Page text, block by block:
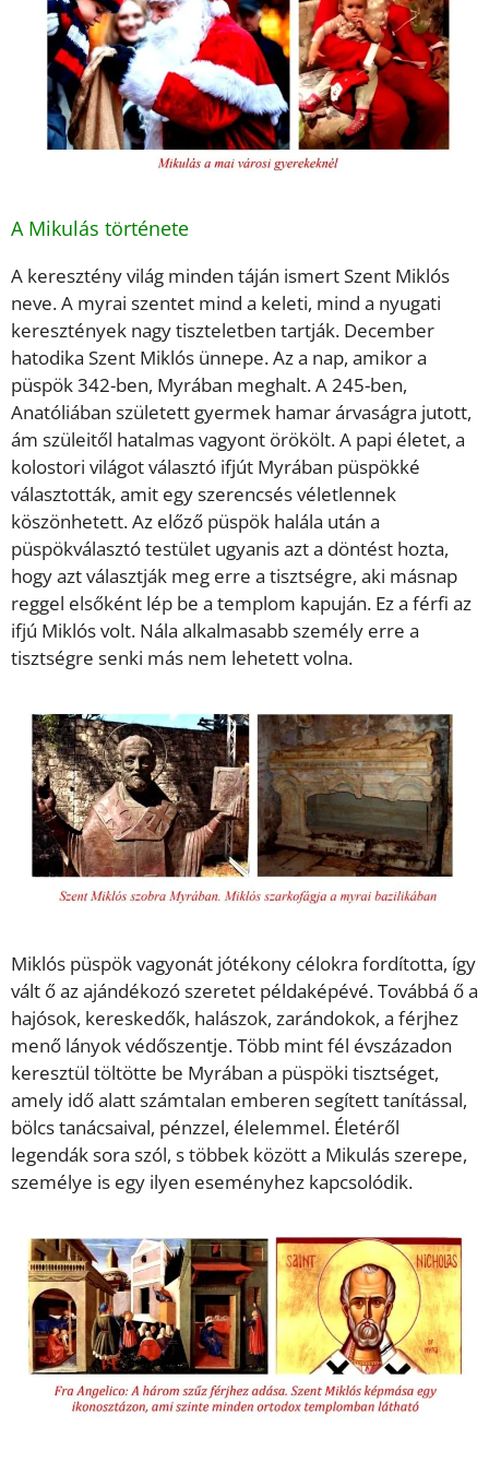
A Mikulás története
A keresztény világ minden táján ismert Szent Miklós
neve. A myrai szentet mind a keleti, mind a nyugati
keresztények nagy tiszteletben tartják. December
hatodika Szent Miklós ünnepe. Az a nap, amikor a
püspök 342-ben, Myrában meghalt. A 245-ben,
Anatóliában született gyermek hamar árvaságra jutott,
ám szüleitől hatalmas vagyont örökölt. A papi életet, a
kolostori világot választó ifjút Myrában püspökké
választották, amit egy szerencsés véletlennek
köszönhetett. Az előző püspök halála után a
püspökválasztó testület ugyanis azt a döntést hozta,
hogy azt választják meg erre a tisztségre, aki másnap
reggel elsőként lép be a templom kapuján. Ez a férfi az
ifjú Miklós volt. Nála alkalmasabb személy erre a
tisztségre senki más nem lehetett volna.
Miklós püspök vagyonát jótékony célokra fordította, így
vált ő az ajándékozó szeretet példaképévé. Továbbá ő a
hajósok, kereskedők, halászok, zarándokok, a férjhez
menő lányok védőszentje. Több mint fél évszázadon
keresztül töltötte be Myrában a püspöki tisztséget,
amely idő alatt számtalan emberen segített tanítással,
bölcs tanácsaival, pénzzel, élelemmel. Életéről
legendák sora szól, s többek között a Mikulás szerepe,
személye is egy ilyen eseményhez kapcsolódik.